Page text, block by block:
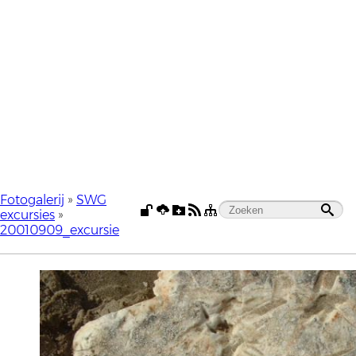
Fotogalerij » SWG
excursies »
20010909_excursie